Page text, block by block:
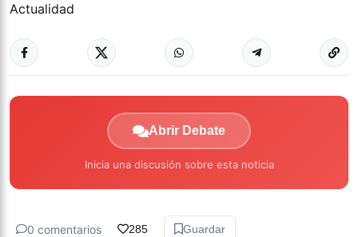
Actualidad
Abrir Debate
Inicia una discusión sobre esta noticia
0 comentarios 285 Guardar